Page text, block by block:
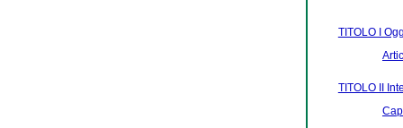
TITOLO I
TITOLO II